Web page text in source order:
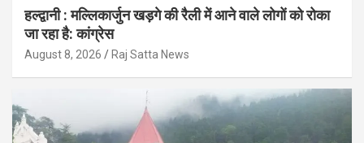
हल्द्वानी : मल्लिकार्जुन खड़गे की रैली में आने वाले लोगों को रोका
जा रहा है: कांग्रेस
August 8, 2026 Raj Satta News